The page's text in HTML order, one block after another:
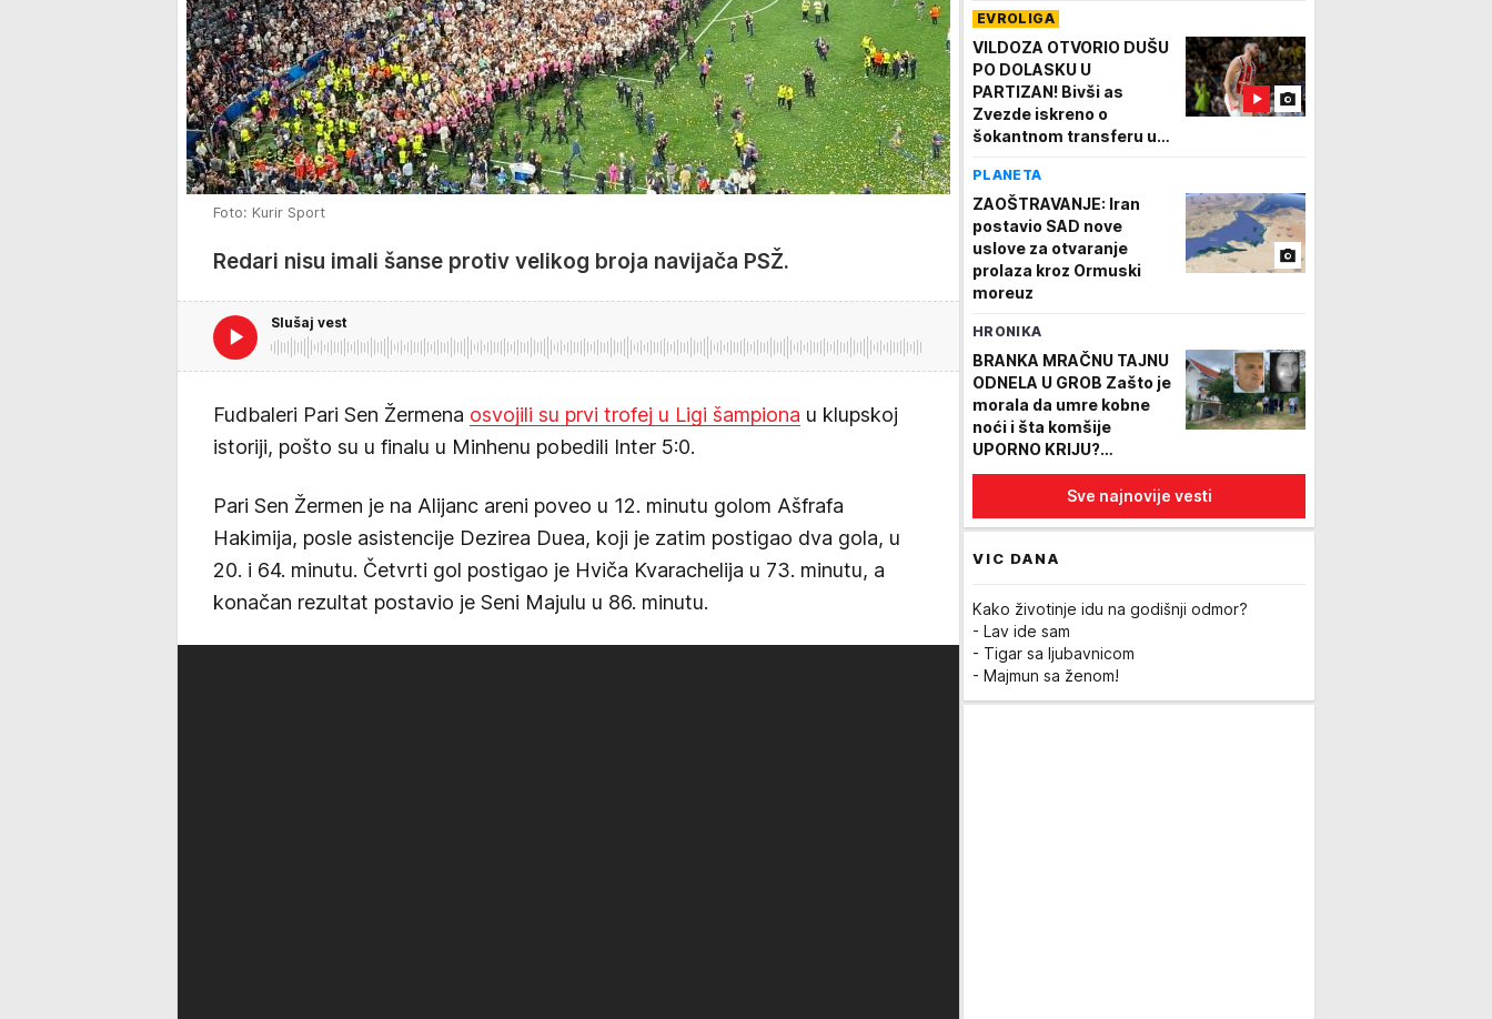
Foto: Kurir Sport
Redari nisu imali šanse protiv velikog broja navijača PSŽ.
Slušaj vest
Fudbaleri Pari Sen Žermena osvojili su prvi trofej u Ligi šampiona u klupskoj
istoriji, pošto su u finalu u Minhenu pobedili Inter 5:0.
Pari Sen Žermen je na Alijanc areni poveo u 12. minutu golom Ašfrafa
Hakimija, posle asistencije Dezirea Duea, koji je zatim postigao dva gola, u
20. i 64. minutu. Četvrti gol postigao je Hviča Kvarachelija u 73. minutu, a
konačan rezultat postavio je Seni Majulu u 86. minutu.
EVROLIGA
VILDOZA OTVORIO DUŠU
PO DOLASKU U
PARTIZAN! Bivši as
Zvezde iskreno o
šokantnom transferu u
PLANETA
ZAOŠTRAVANJE: Iran
postavio SAD nove
uslove za otvaranje
prolaza kroz Ormuski
moreuz
HRONIKA
BRANKA MRAČNU TAJNU
ODNELA U GROB Zašto je
morala da umre kobne
noći i šta komšije
UPORNO KRIJU?
Potresna ispovest oca 6
godina od zločina u
Vranjskoj Banji
Sve najnovije vesti
VIC DANA
Kako životinje idu na godišnji odmor?
- Lav ide sam
- Tigar sa ljubavnicom
- Majmun sa ženom!